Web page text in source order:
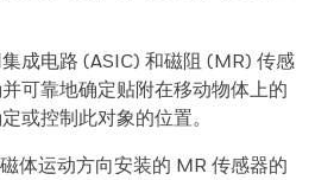
成电路 (ASIC) 和磁阻 (MR) 传感
可靠地确定贴附在移动物体上的
或控制此对象的位置。
体运动方向安装的 MR 传感器的